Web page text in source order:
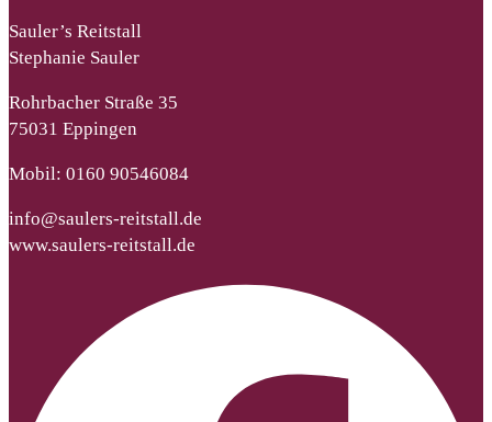
Sauler’s Reitstall
Stephanie Sauler
Rohrbacher Straße 35
75031 Eppingen
Mobil: 0160 90546084
info@saulers-reitstall.de
www.saulers-reitstall.de